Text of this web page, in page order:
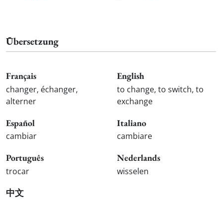
Übersetzung
Français
changer, échanger,
alterner
English
to change, to switch, to
exchange
Español
cambiar
Italiano
cambiare
Português
trocar
Nederlands
wisselen
中文